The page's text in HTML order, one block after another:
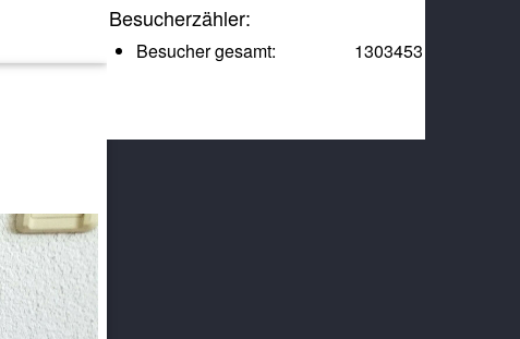
Besucherzähler:
1303453
Besucher gesamt: